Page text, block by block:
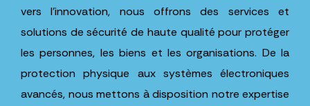
vers l’innovation, nous offrons des services et
solutions de sécurité de haute qualité pour protéger
les personnes, les biens et les organisations. De la
protection physique aux systèmes électroniques
avancés, nous mettons à disposition notre expertise